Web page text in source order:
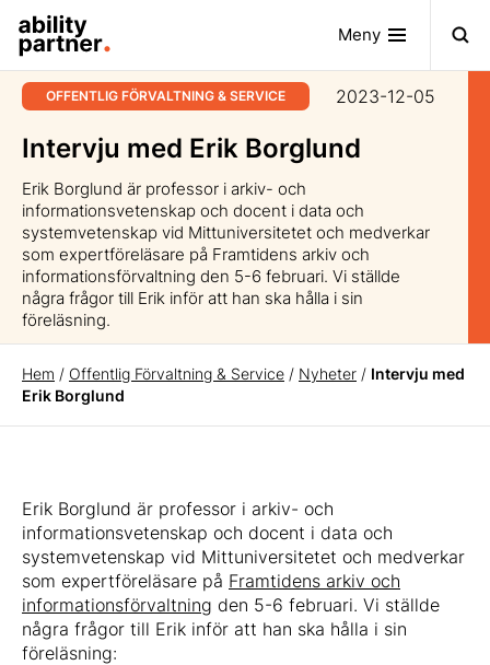
Meny
OFFENTLIG FÖRVALTNING & SERVICE 2023-12-05
Intervju med Erik Borglund
Erik Borglund är professor i arkiv- och
informationsvetenskap och docent i data och
systemvetenskap vid Mittuniversitetet och medverkar
som expertföreläsare på Framtidens arkiv och
informationsförvaltning den 5-6 februari. Vi ställde
några frågor till Erik inför att han ska hålla i sin
föreläsning.
Hem / Offentlig Förvaltning & Service / Nyheter / Intervju med
Erik Borglund
Erik Borglund är professor i arkiv- och
informationsvetenskap och docent i data och
systemvetenskap vid Mittuniversitetet och medverkar
som expertföreläsare på Framtidens arkiv och
informationsförvaltning den 5-6 februari. Vi ställde
några frågor till Erik inför att han ska hålla i sin
föreläsning: